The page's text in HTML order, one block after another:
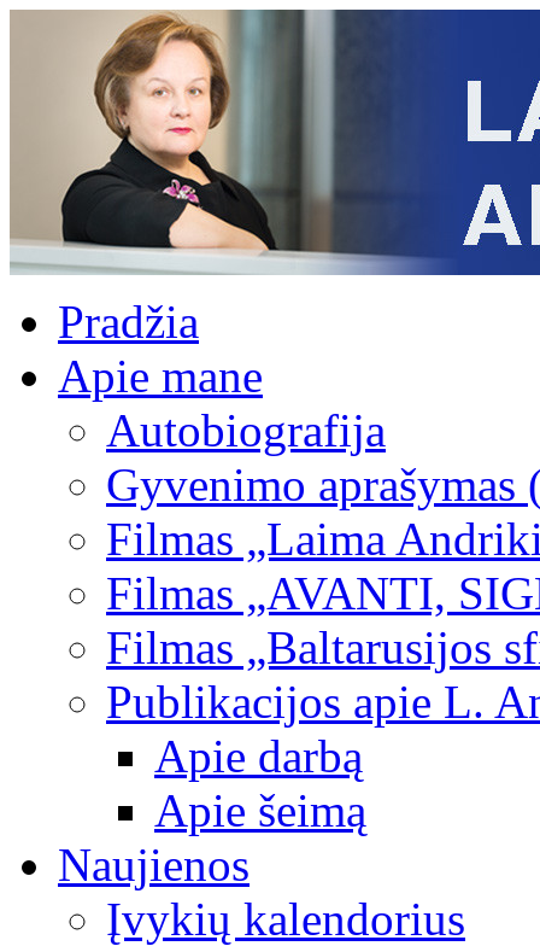
Pradžia
Apie mane
Autobiografija
Gyvenimo aprašymas
Filmas „Laima
Filmas „AVANTI,
Filmas „Baltarusijos
Publikacijos apie L.
Apie darbą
Apie šeimą
Naujienos
Įvykių kalendorius